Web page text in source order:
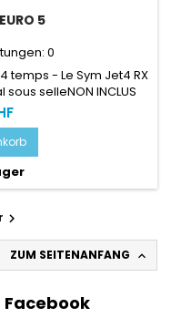
5
0
temps - Le Sym Jet4 RX
selleNON INCLUS
À DOMICILEPlus

ZUM SEITENANFANG 
Facebook